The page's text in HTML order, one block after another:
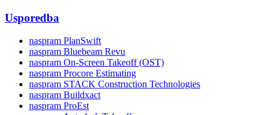
Usporedba
naspram PlanSwift
naspram Bluebeam Revu
naspram On-Screen Takeoff (OST)
naspram Procore Estimating
naspram STACK Construction Technologies
naspram Buildxact
naspram ProEst